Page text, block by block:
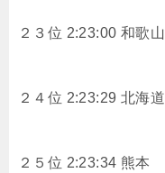
２３位 2:23:00 和歌山
２４位 2:23:29 北海道
２５位 2:23:34 熊本